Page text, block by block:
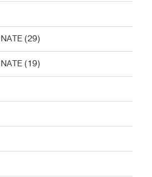
(29)
(19)